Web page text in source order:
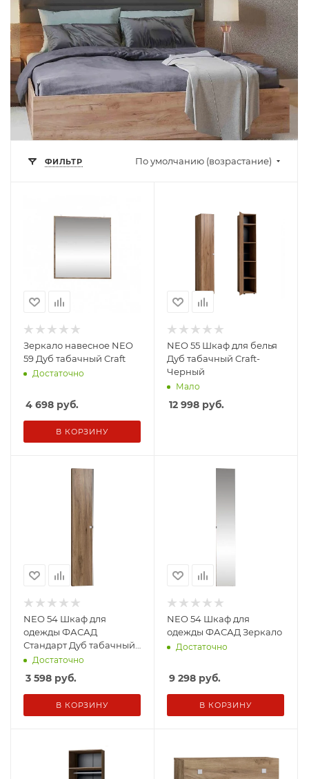
ФИЛЬТР По умолчанию (возрастание)
Зеркало навесное NEO
59 Дуб табачный Craft
Достаточно
4 698 руб.
В КОРЗИНУ
NEO 55 Шкаф для белья
Дуб табачный Craft-
Черный
Мало
12 998 руб.
NEO 54 Шкаф для
одежды ФАСАД
Стандарт Дуб табачный
CrafДостаточно
3 598 руб.
В КОРЗИНУ
NEO 54 Шкаф для
одежды ФАСАД Зеркало
Достаточно
9 298 руб.
В КОРЗИНУ